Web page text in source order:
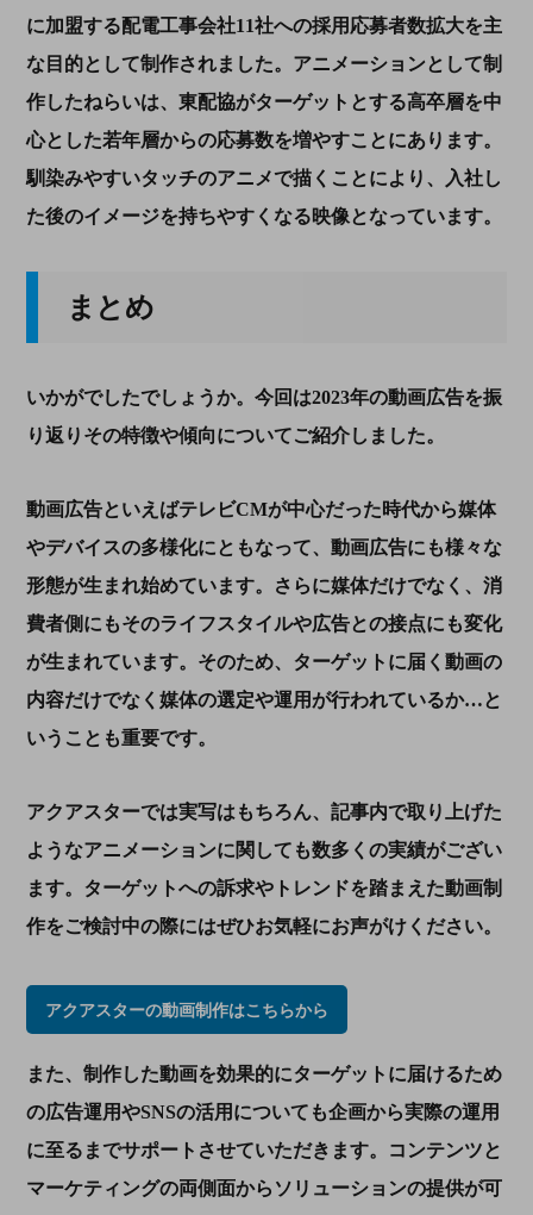
に加盟する配電工事会社11社への採用応募者数拡大を主
な目的として制作されました。アニメーションとして制
作したねらいは、東配協がターゲットとする高卒層を中
心とした若年層からの応募数を増やすことにあります。
馴染みやすいタッチのアニメで描くことにより、入社し
た後のイメージを持ちやすくなる映像となっています。
まとめ
いかがでしたでしょうか。今回は2023年の動画広告を振
り返りその特徴や傾向についてご紹介しました。
動画広告といえばテレビCMが中心だった時代から媒体
やデバイスの多様化にともなって、動画広告にも様々な
形態が生まれ始めています。さらに媒体だけでなく、消
費者側にもそのライフスタイルや広告との接点にも変化
が生まれています。そのため、ターゲットに届く動画の
内容だけでなく媒体の選定や運用が行われているか…と
いうことも重要です。
アクアスターでは実写はもちろん、記事内で取り上げた
ようなアニメーションに関しても数多くの実績がござい
ます。ターゲットへの訴求やトレンドを踏まえた動画制
作をご検討中の際にはぜひお気軽にお声がけください。
アクアスターの動画制作はこちらから
また、制作した動画を効果的にターゲットに届けるため
の広告運用やSNSの活用についても企画から実際の運用
に至るまでサポートさせていただきます。コンテンツと
マーケティングの両側面からソリューションの提供が可